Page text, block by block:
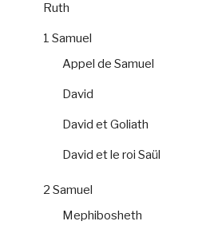
Ruth
1 Samuel
Appel de Samuel
David
David et Goliath
David et le roi Saül
2 Samuel
Mephibosheth